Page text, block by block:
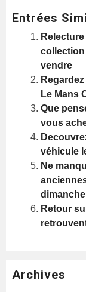
Entrées
collection
vendre
Le Mans
Que
vous
véhicule
Ne
dimanche
Retour
Archives